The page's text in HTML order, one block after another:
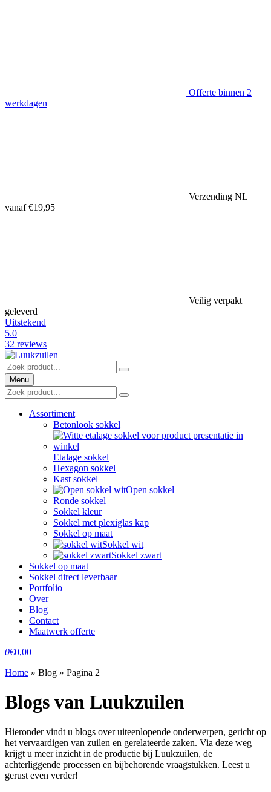
Offerte binnen 2
werkdagen
Verzending NL
vanaf €19,95
Veilig verpakt
geleverd
Uitstekend
5.0
32 reviews
Menu
Assortiment
Betonlook sokkel
Etalage sokkel
Hexagon sokkel
Kast sokkel
Open sokkel
Ronde sokkel
Sokkel kleur
Sokkel met plexiglas kap
Sokkel op maat
Sokkel wit
Sokkel zwart
Sokkel op maat
Sokkel direct leverbaar
Portfolio
Over
Blog
Contact
Maatwerk offerte
0€0,00
Home » Blog » Pagina 2
Blogs van Luukzuilen
Hieronder vindt u blogs over uiteenlopende onderwerpen, gericht op
het vervaardigen van zuilen en gerelateerde zaken. Via deze weg
krijgt u meer inzicht in de productie bij Luukzuilen, de
achterliggende processen en bijbehorende vraagstukken. Leest u
gerust even verder!